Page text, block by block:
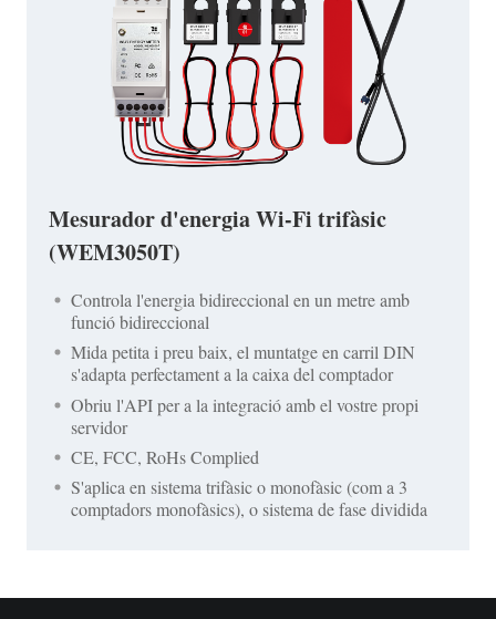
Mesurador d'energia Wi-Fi trifàsic
(WEM3050T)
Controla l'energia bidireccional en un metre amb
funció bidireccional
Mida petita i preu baix, el muntatge en carril DIN
s'adapta perfectament a la caixa del comptador
Obriu l'API per a la integració amb el vostre propi
servidor
CE, FCC, RoHs Complied
S'aplica en sistema trifàsic o monofàsic (com a 3
comptadors monofàsics), o sistema de fase dividida